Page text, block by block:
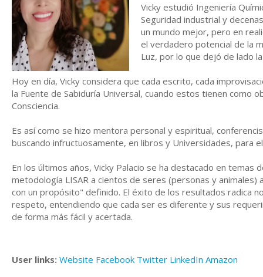
Vicky estudió Ingeniería
Seguridad industrial y
un mundo mejor, pero en
el verdadero potencial de la
Luz, por lo que dejó de lado
Hoy en día, Vicky considera que cada escrito, cada
la Fuente de Sabiduría Universal, cuando estos tienen
Consciencia.
Es así como se hizo mentora personal y espiritual,
buscando infructuosamente, en libros y Universidades, para
En los últimos años, Vicky Palacio se ha destacado en temas
metodología LISAR a cientos de seres (personas y
con un propósito" definido. El éxito de los resultados radica
respeto, entendiendo que cada ser es diferente y sus
de forma más fácil y acertada.
User links: Website Facebook Twitter LinkedIn Amazon